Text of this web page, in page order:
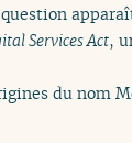
Services Act,
du nom